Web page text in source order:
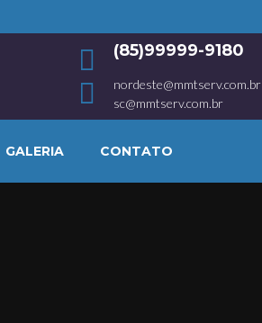
(85)99999-9180
nordeste@mmtserv.com.br
sc@mmtserv.com.br
GALERIA CONTATO